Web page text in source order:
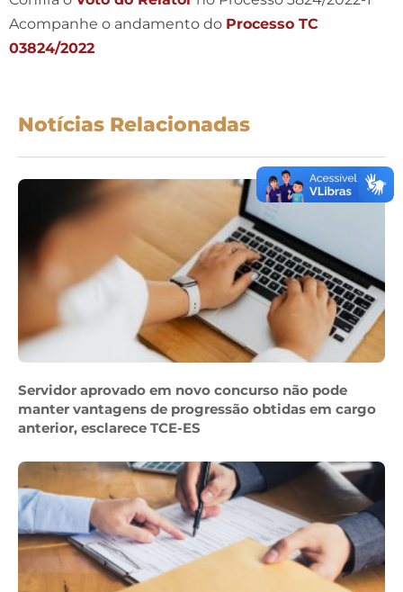
Acompanhe o andamento do Processo TC
03824/2022
Notícias Relacionadas
Servidor aprovado em novo concurso não pode
manter vantagens de progressão obtidas em cargo
anterior, esclarece TCE-ES